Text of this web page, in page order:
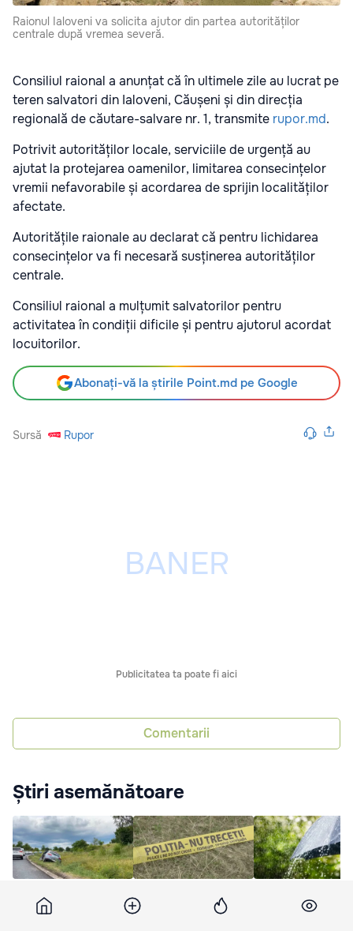
Raionul Ialoveni va solicita ajutor din partea autorităților
centrale după vremea severă.
Consiliul raional a anunțat că în ultimele zile au lucrat pe
teren salvatori din Ialoveni, Căușeni și din direcția
regională de căutare-salvare nr. 1, transmite rupor.md.
Potrivit autorităților locale, serviciile de urgență au
ajutat la protejarea oamenilor, limitarea consecințelor
vremii nefavorabile și acordarea de sprijin localităților
afectate.
Autoritățile raionale au declarat că pentru lichidarea
consecințelor va fi necesară susținerea autorităților
centrale.
Consiliul raional a mulțumit salvatorilor pentru
activitatea în condiții dificile și pentru ajutorul acordat
locuitorilor.
Abonați-vă la știrile Point.md pe Google
Sursă Rupor
Publicitatea ta poate fi aici
Comentarii
Știri asemănătoare
Bardar: O mașină a
a fost găsit împușcat în
contextul Codului